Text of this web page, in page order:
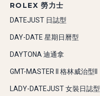
ROLEX 勞力士
DATEJUST 日誌型
DAY-DATE 星期日曆型
DAYTONA 迪通拿
GMT-MASTER II 格林威治型II
LADY-DATEJUST 女裝日誌型